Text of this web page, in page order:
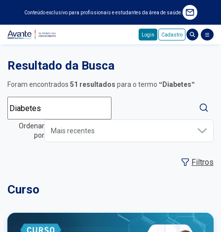
Conteúdo exclusivo para profissionais e estudantes da área de saúde.
Login Cadastro
Resultado da Busca
Foram encontrados 51 resultados para o termo “Diabetes”
Ordenar
por
Filtros
Curso